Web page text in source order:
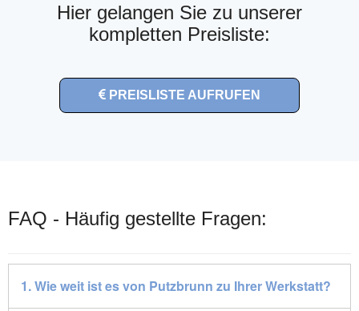
Hier gelangen Sie zu unserer
kompletten Preisliste:
PREISLISTE AUFRUFEN
FAQ - Häufig gestellte Fragen:
1. Wie weit ist es von Putzbrunn zu Ihrer Werkstatt?